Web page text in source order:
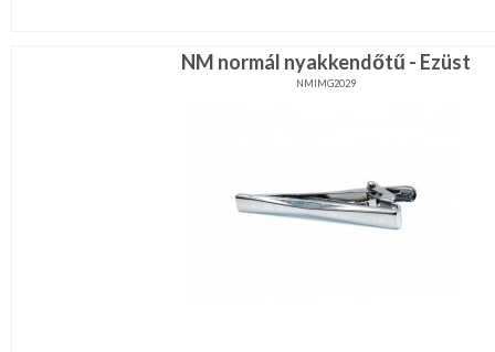
NM normál nyakkendőtű - Ezüst
NMIMG2029